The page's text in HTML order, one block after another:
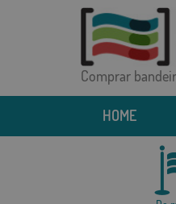
Comprar
HOME